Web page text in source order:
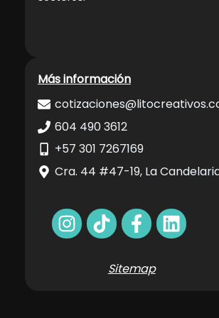
Más información
604 490 3612
+57 301 7267169
Cra. 44 #47-19, La
Sitemap